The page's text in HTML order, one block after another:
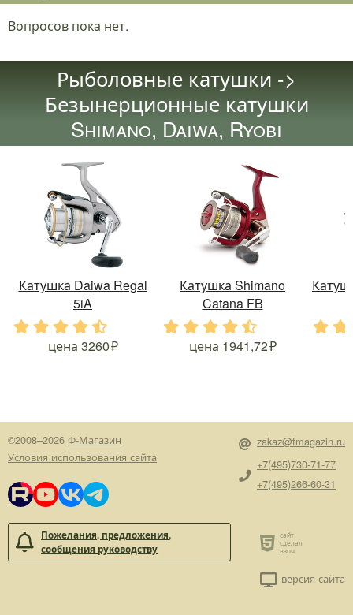
Вопросов пока нет.
Рыболовные катушки ->
Безынерционные катушки
Shimano, Daiwa, Ryobi
Катушка Daiwa Regal
5iA
. . .
цена 3260
Катушка Shimano
Catana FB
. . . .
цена 1941,72
©2008–2026 Ф-Магазин
Условия использования сайта
Пожелания, предложения,
сообщения руководству
zakaz@fmagazin.ru
+7(495)730-71-77
+7(495)266-60-31
версия сайта